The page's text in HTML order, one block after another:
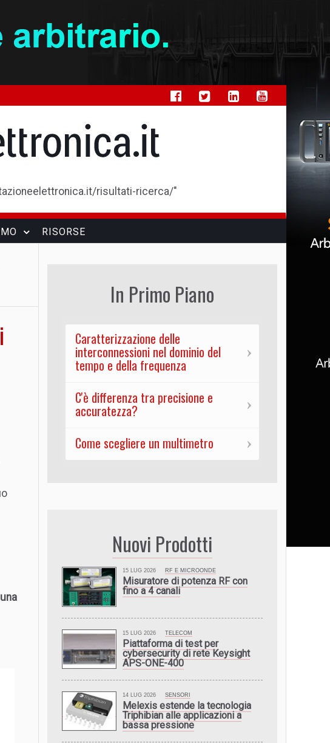
risultati-ricerca/"
RISORSE
In Primo Piano
Caratterizzazione delle
interconnessioni nel dominio del
tempo e della frequenza
C'è differenza tra precisione e
accuratezza?
Come scegliere un multimetro
Nuovi Prodotti
15 LUG 2026 RF E MICROONDE
Misuratore di potenza RF con
fino a 4 canali
15 LUG 2026 TELECOM
Piattaforma di test per
cybersecurity di rete Keysight
APS-ONE-400
14 LUG 2026 SENSORI
Melexis estende la tecnologia
Triphibian alle applicazioni a
bassa pressione